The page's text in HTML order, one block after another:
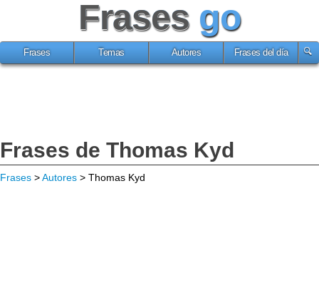
Frases go
Frases Temas Autores Frases del día
Frases de Thomas Kyd
Frases >Autores > Thomas Kyd